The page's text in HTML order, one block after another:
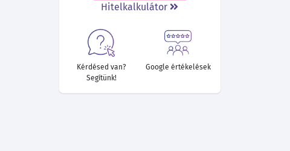
Hitelkalkulátor
Kérdésed van?
Segítünk!
Google értékelések